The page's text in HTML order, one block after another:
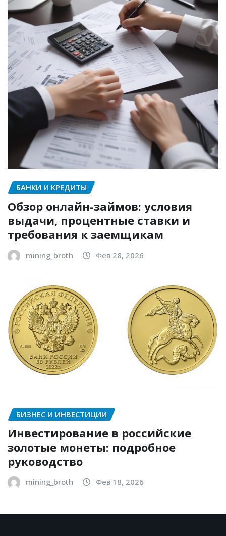
БАНКИ И КРЕДИТЫ
Обзор онлайн-займов: условия
выдачи, процентные ставки и
требования к заемщикам
mining_broth Фев 28, 2026
БИЗНЕС И ИНВЕСТИЦИИ
Инвестирование в российские
золотые монеты: подробное
руководство
mining_broth Фев 18, 2026